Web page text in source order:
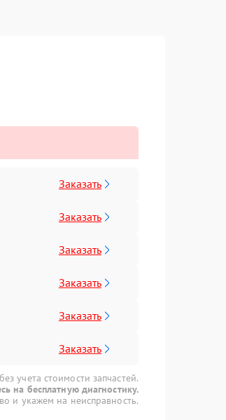
Заказать
Заказать
Заказать
Заказать
Заказать
Заказать
учета стоимости запчастей.
на бесплатную диагностику.
и укажем на неисправность.